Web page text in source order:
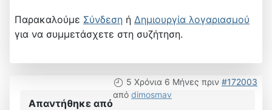
Παρακαλούμε Σύνδεση ή Δημιουργία λογαριασμού
για να συμμετάσχετε στη συζήτηση.
5 Χρόνια 6 Μήνες πριν #172003
από dimosmav
Απαντήθηκε από